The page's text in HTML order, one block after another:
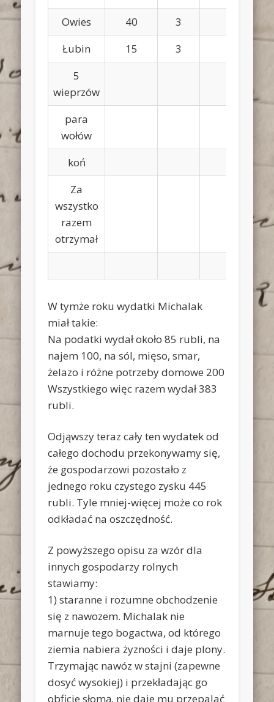
Owies
40 3
Łubin
15 3
5
wieprzów
para
wołów
koń
Za
wszystko
razem
otrzymał
W tymże roku wydatki Michalak
miał takie:
Na podatki wydał około 85 rubli, na
najem 100, na sól, mięso, smar,
żelazo i różne potrzeby domowe 200
Wszystkiego więc razem wydał 383
rubli.
Odjąwszy teraz cały ten wydatek od
całego dochodu przekonywamy się,
że gospodarzowi pozostało z
jednego roku czystego zysku 445
rubli. Tyle mniej-więcej może co rok
odkładać na oszczędność.
Z powyższego opisu za wzór dla
innych gospodarzy rolnych
stawiamy:
1) staranne i rozumne obchodzenie
się z nawozem. Michalak nie
marnuje tego bogactwa, od którego
ziemia nabiera żyzności i daje plony.
Trzymając nawóz w stajni (zapewne
dosyć wysokiej) i przekładając go
obficie słomą, nie daje mu przepalać